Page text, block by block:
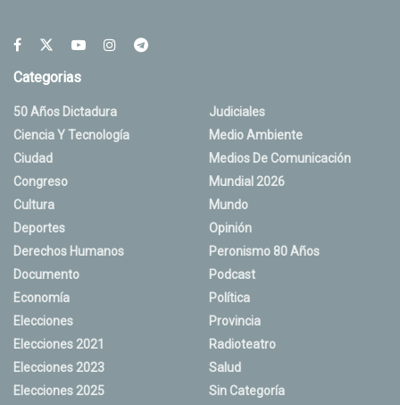
Categorias
50 Años Dictadura
Ciencia Y Tecnología
Ciudad
Congreso
Cultura
Deportes
Derechos Humanos
Documento
Economía
Elecciones
Elecciones 2021
Elecciones 2023
Elecciones 2025
Judiciales
Medio Ambiente
Medios De Comunicación
Mundial 2026
Mundo
Opinión
Peronismo 80 Años
Podcast
Política
Provincia
Radioteatro
Salud
Sin Categoría